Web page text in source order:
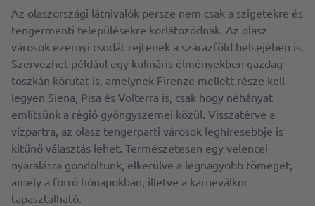
Az olaszországi látnivalók persze nem csak a szigetekre és
tengermenti településekre korlátozódnak. Az olasz
városok ezernyi csodát rejtenek a szárazföld belsejében is.
Szervezhet például egy kulináris élményekben gazdag
toszkán körutat is, amelynek Firenze mellett része kell
legyen Siena, Pisa és Volterra is, csak hogy néhányat
említsünk a régió gyöngyszemei közül. Visszatérve a
vízpartra, az olasz tengerparti városok leghíresebbje is
kitűnő választás lehet. Természetesen egy velencei
nyaralásra gondoltunk, elkerülve a legnagyobb tömeget,
amely a forró hónapokban, illetve a karneválkor
tapasztalható.